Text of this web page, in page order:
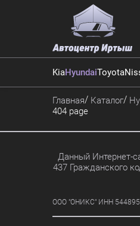
KiaHyundaiToyota
Главная Каталог
404 page
Данный Интернет-
437 Гражданского
ООО "ОНИКС" ИНН